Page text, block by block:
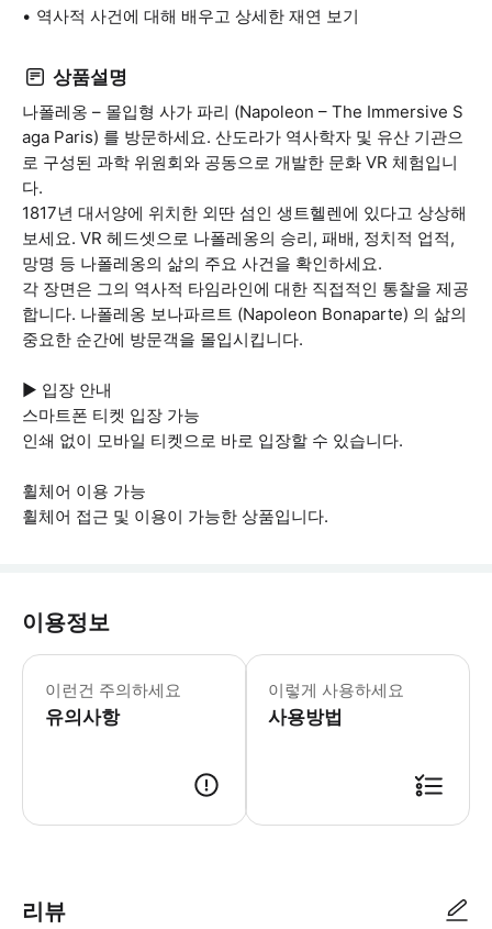
역사적 사건에 대해 배우고 상세한 재연 보기
상품설명
나폴레옹 – 몰입형 사가 파리 (Napoleon – The Immersive S
aga Paris) 를 방문하세요. 산도라가 역사학자 및 유산 기관으
로 구성된 과학 위원회와 공동으로 개발한 문화 VR 체험입니
다.
1817년 대서양에 위치한 외딴 섬인 생트헬렌에 있다고 상상해
보세요. VR 헤드셋으로 나폴레옹의 승리, 패배, 정치적 업적,
망명 등 나폴레옹의 삶의 주요 사건을 확인하세요.
각 장면은 그의 역사적 타임라인에 대한 직접적인 통찰을 제공
합니다. 나폴레옹 보나파르트 (Napoleon Bonaparte) 의 삶의
중요한 순간에 방문객을 몰입시킵니다.
▶ 입장 안내
스마트폰 티켓 입장 가능
인쇄 없이 모바일 티켓으로 바로 입장할 수 있습니다.
휠체어 이용 가능
휠체어 접근 및 이용이 가능한 상품입니다.
이용정보
이런건 주의하세요
유의사항
▶ 꼭 알아두세요 * 현장에서 VR 헤드
이렇게 사용하세요
사용방법
리뷰